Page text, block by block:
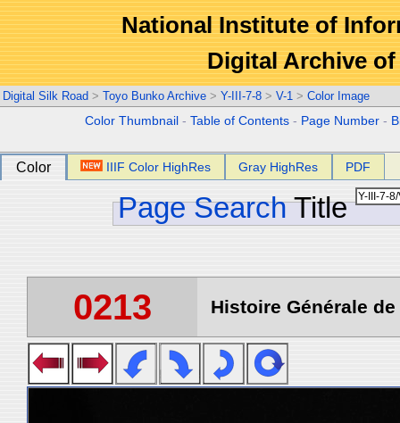
National Institute of
Digital Archive
Digital Silk Road > Toyo Bunko Archive > Y-III-7-8 > V-1 > Color Image
Color Thumbnail -Table of Contents - Page Number -
Color IIIF Color HighRes Gray HighRes PDF
Page Search Title
0213 Histoire Générale